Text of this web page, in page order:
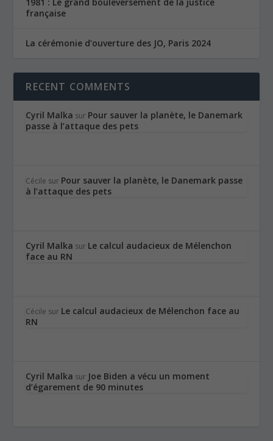
française
La cérémonie d’ouverture des JO, Paris 2024
RECENT COMMENTS
Cyril Malka sur Pour sauver la planète, le Danemark
passe à l’attaque des pets
Cécile sur Pour sauver la planète, le Danemark passe
à l’attaque des pets
Cyril Malka sur Le calcul audacieux de Mélenchon
face au RN
Cécile sur Le calcul audacieux de Mélenchon face au
RN
Cyril Malka sur Joe Biden a vécu un moment
d’égarement de 90 minutes